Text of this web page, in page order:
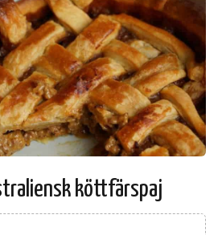
köttfärspaj